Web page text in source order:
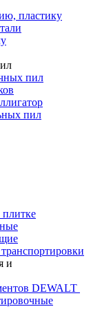
пластику
пил
пил
плитке
и
DEWALT